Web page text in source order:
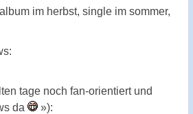
im herbst, single im sommer,
tage noch fan-orientiert und
da
»):